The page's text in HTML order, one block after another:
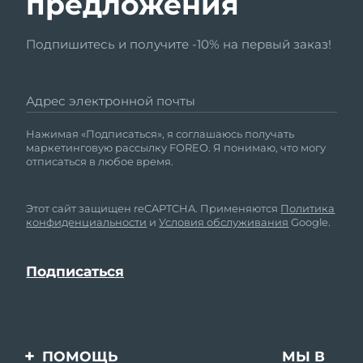
Подпишитесь и получите -10% на первый заказ!
Адрес электронной почты
Нажимая «Подписаться», я соглашаюсь получать
маркетинговую рассылку FOREO. Я понимаю, что могу
отписаться в любое время.
Этот сайт защищен reCAPTCHA. Применяются Политика
конфиденциальности иУсловия обслуживания Google.
ПОМОЩЬ МЫ В